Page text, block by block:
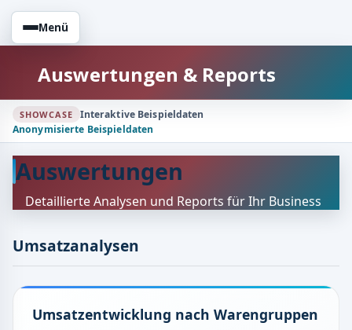
Menü
Auswertungen & Reports
SHOWCASE
Interaktive Beispieldaten
Anonymisierte Beispieldaten
Auswertungen
Detaillierte Analysen und Reports für Ihr Business
Umsatzanalysen
Umsatzentwicklung nach Warengruppen